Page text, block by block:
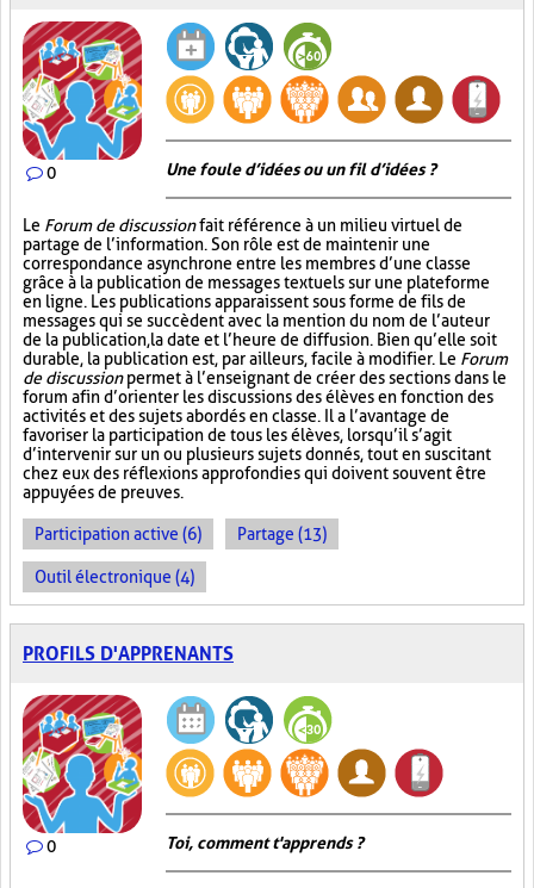
0 Une foule d’idées ou un fil d’idées ?
Le Forum de discussionfait référence à un milieu virtuel de
partage de l’information. Son rôle est de maintenir une
correspondance asynchrone entre les membres d’une classe
grâce à la publication de messages textuels sur une plateforme
en ligne. Les publications apparaissent sous forme de fils de
messages qui se succèdent avec la mention du nom de l’auteur
de la publication, la date et l’heure de diffusion. Bien qu’elle soit
durable, la publication est, par ailleurs, facile à modifier. Le Forum
de discussionpermet à l’enseignant de créer des sections dans le
forum afin d’orienter les discussions des élèves en fonction des
activités et des sujets abordés en classe. Il a l’avantage de
favoriser la participation de tous les élèves, lorsqu’il s’agit
d’intervenir sur un ou plusieurs sujets donnés, tout en suscitant
chez eux des réflexions approfondies qui doivent souvent être
appuyées de preuves.
Participation active (6) Partage (13)
Outil électronique (4)
PROFILS D'APPRENANTS
0 Toi, comment t'apprends ?